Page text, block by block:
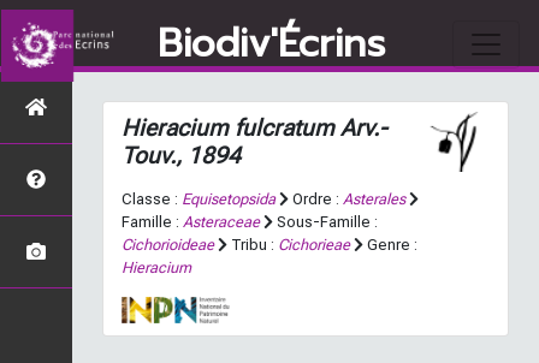
Biodiv'Écrins
Hieracium fulcratumArv.-
Touv., 1894
Classe : Equisetopsida Ordre : Asterales
Famille : Asteraceae
Sous-Famille :
Cichorioideae
Tribu : Cichorieae
Genre :
Hieracium